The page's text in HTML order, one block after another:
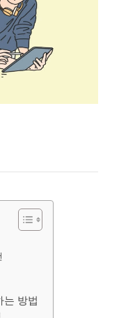
는 방법